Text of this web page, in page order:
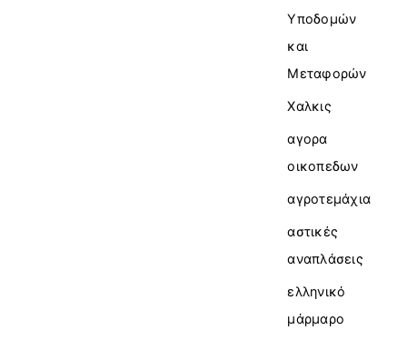
Υποδομών
και
Μεταφορών
Χαλκις
αγορα
οικοπεδων
αγροτεμάχια
αστικές
αναπλάσεις
ελληνικό
μάρμαρο